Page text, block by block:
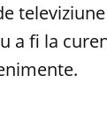
a fi la